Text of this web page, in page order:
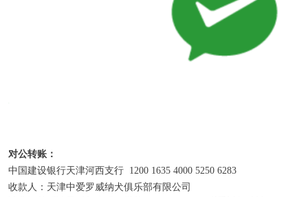
对公转账：
中国建设银行天津河西支行 1200 1635 4000 5250 6283
收款人：天津中爱罗威纳犬俱乐部有限公司